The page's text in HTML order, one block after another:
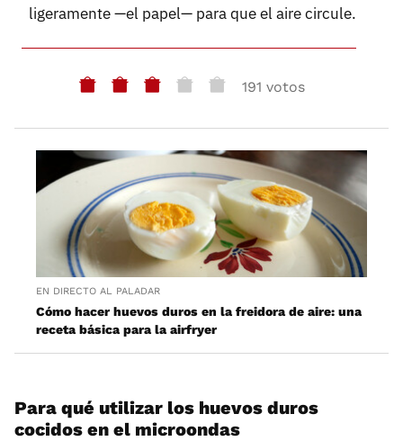
ligeramente —el papel— para que el aire circule.
191 votos
EN DIRECTO AL PALADAR
Cómo hacer huevos duros en la freidora de aire: una
receta básica para la airfryer
Para qué utilizar los huevos duros
cocidos en el microondas